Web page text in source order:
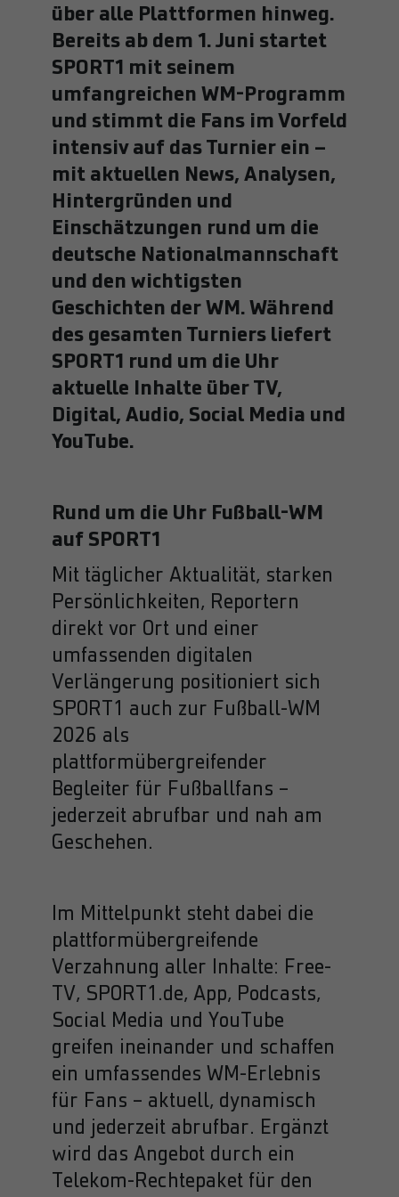
über alle Plattformen hinweg.
Bereits ab dem 1. Juni startet
SPORT1 mit seinem
umfangreichen WM-Programm
und stimmt die Fans im Vorfeld
intensiv auf das Turnier ein –
mit aktuellen News, Analysen,
Hintergründen und
Einschätzungen rund um die
deutsche Nationalmannschaft
und den wichtigsten
Geschichten der WM. Während
des gesamten Turniers liefert
SPORT1 rund um die Uhr
aktuelle Inhalte über TV,
Digital, Audio, Social Media und
YouTube.
Rund um die Uhr Fußball-WM
auf SPORT1
Mit täglicher Aktualität, starken
Persönlichkeiten, Reportern
direkt vor Ort und einer
umfassenden digitalen
Verlängerung positioniert sich
SPORT1 auch zur Fußball-WM
2026 als
plattformübergreifender
Begleiter für Fußballfans –
jederzeit abrufbar und nah am
Geschehen.
Im Mittelpunkt steht dabei die
plattformübergreifende
Verzahnung aller Inhalte: Free-
TV, SPORT1.de, App, Podcasts,
Social Media und YouTube
greifen ineinander und schaffen
ein umfassendes WM-Erlebnis
für Fans – aktuell, dynamisch
und jederzeit abrufbar. Ergänzt
wird das Angebot durch ein
Telekom-Rechtepaket für den
SENDEN
Ihrer vorgenommen Einstellungen, falls der
Webseiten-Betreiber dies eingestellt hat.
Anbieter TYPO3
Laufzeit Session
Zweck
Dieses Cookie wird vom CMS (Content
unverwechselbare Identifizierung eines
Anwenders gesetzt. Es bietet dem Anwender
bessere Bedienerführung, z.B. Speicherung von
Sucheinstellungen oder Formulardaten.
Typischerweise wird das Cookie beim
Schließen des Browsers gelöscht.
Laufzeit 13 Monate
pa_privacy
Anbieter Piano Analytics
Zweck Persistenz des Datenschutzmodus
Laufzeit Session
Wird verwendet, um die Spracheinstellung
eines Benutzers zu speichern, damit
LinkedIn.com in der Sprache angezeigt wird, die
der Benutzer in seinen Einstellungen
ausgewählt hat.
Name li_gc
Anbieter LinkedIn
Laufzeit 6 Monate
Zweck
Dient zur Speicherung der Zustimmung der
Gäste zur Verwendung von Cookies für nicht
wesentliche Zwecke
Name lidc
Anbieter
Zweck
Zur Erleichterung der Auswahl von
Name bcookie
Anbieter LinkedIn
Laufzeit 1 Jahr
Zweck
Browser-Identifier-Cookie zur eindeutigen
Identifizierung von Geräten, die auf LinkedIn
zugreifen, um Missbrauch auf der Plattform zu
erkennen
Name AnalyticsSyncHistory
Anbieter LinkedIn
Zweck
Wird verwendet, um Informationen über den
Zeitpunkt einer Synchronisierung mit dem
lms_analytics-Cookie zu speichern.
Name UserMatchHistory
Anbieter
Laufzeit 30 Tage
LinkedIn Ads ID-Synchronisierung